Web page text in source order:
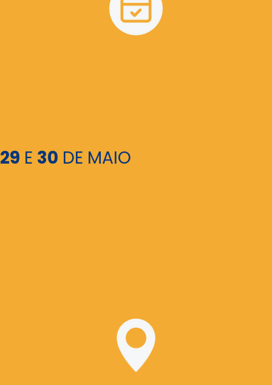
29 E 30 DE MAIO